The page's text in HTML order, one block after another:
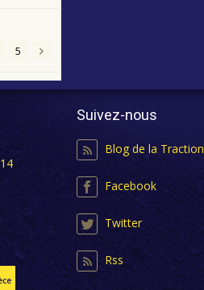
5
Suivez-nous
Blog de la Traction
Facebook
Twitter
Rss